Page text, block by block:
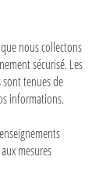
nous collectons
sécurisé. Les
tenues de
informations.
mesures